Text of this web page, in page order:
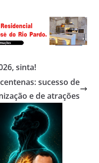
sinta!
sucesso de
e de atrações